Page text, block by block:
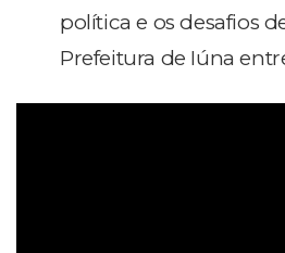
política e os desafios
Prefeitura de Iúna